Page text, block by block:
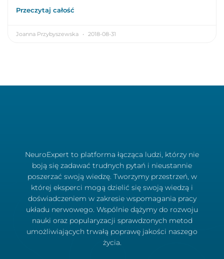
Przeczytaj całość
Joanna Przybyszewska 2018-08-31
NeuroExpert to platforma łącząca ludzi, którzy nie
boją się zadawać trudnych pytań i nieustannie
poszerzać swoją wiedzę. Tworzymy przestrzeń, w
której eksperci mogą dzielić się swoją wiedzą i
doświadczeniem w zakresie wspomagania pracy
układu nerwowego. Wspólnie dążymy do rozwoju
nauki oraz popularyzacji sprawdzonych metod
umożliwiających trwałą poprawę jakości naszego
życia.